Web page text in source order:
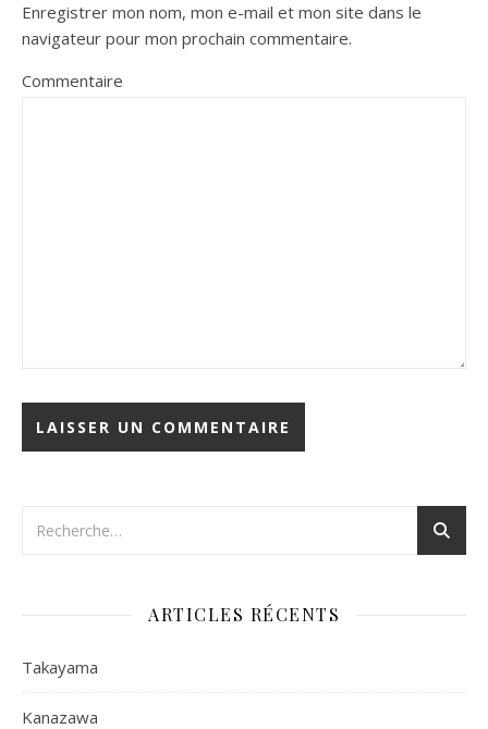
Enregistrer mon nom, mon e-mail et mon site dans le
navigateur pour mon prochain commentaire.
Commentaire
ARTICLES RÉCENTS
Takayama
Kanazawa